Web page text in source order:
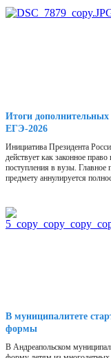
Итоги дополнительных
ЕГЭ-2026
Инициатива Президента
действует как законное
поступления в вузы.
предмету аннулируется
В муниципалитете
формы
В Андреапольском